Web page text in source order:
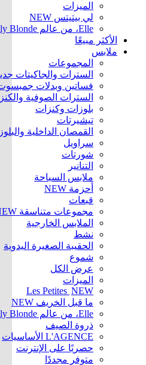
الميزات
لي بيتيتس NEW
Elle، من عالم Legally Blonde بواسطة L’AGENCE
الأكثر مبيعًا
ملابس
المجموعات
السترات والجاكيتات
فساتين وبدلات
السترات الصوفية
بلوزات وكنزات
تيشيرتات
القمصان الداخلية
سراويل
شورتات
التنانير
ملابس السباحة
أحزمة NEW
قبعات
مجموعات متناسقة
الملابس الخارجية
نشط
الحقيبة الصغيرة اليدوية
شموع
عرض الكل
الميزات
Les Petites NEW
ما قبل الخريف NEW
Elle، من عالم Legally Blonde بواسطة L’AGENCE
ذروة الصيف
L'AGENCE الأساسيات
حصريًا على الإنترنت
متوفر مجددًا